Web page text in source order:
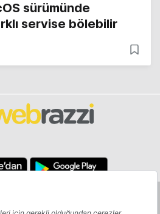
sürümünde
servise bölebilir